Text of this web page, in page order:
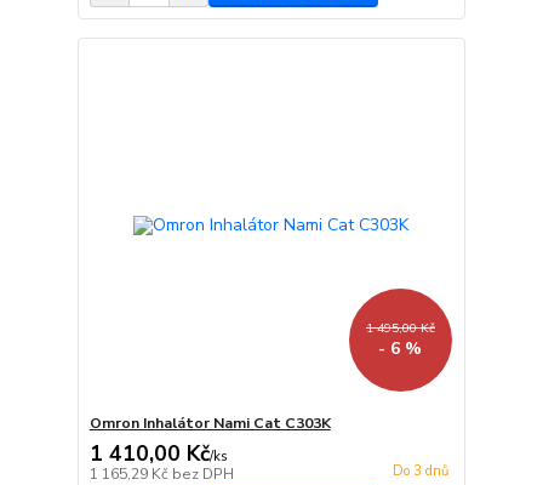
1 495,00 Kč
- 6 %
Omron Inhalátor Nami Cat C303K
1 410,00 Kč/ks
1 165,29 Kč bez DPH Do 3 dnů